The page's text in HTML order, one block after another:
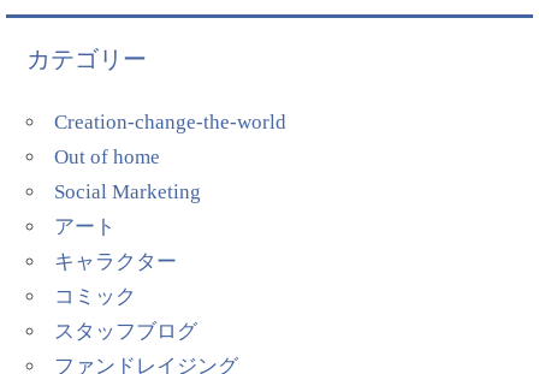
カテゴリー
Creation-change-the-world
Out of home
Social Marketing
アート
キャラクター
コミック
スタッフブログ
ファンドレイジング